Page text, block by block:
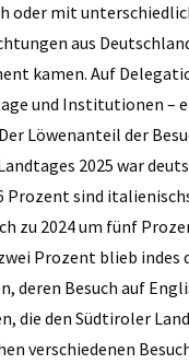
oder mit
aus
kamen. Auf
und Institutionen –
Löwenanteil der
2025 war
Prozent sind
zu 2024 um fünf
Prozent blieb indes
deren Besuch auf
die den Südtiroler
verschiedenen